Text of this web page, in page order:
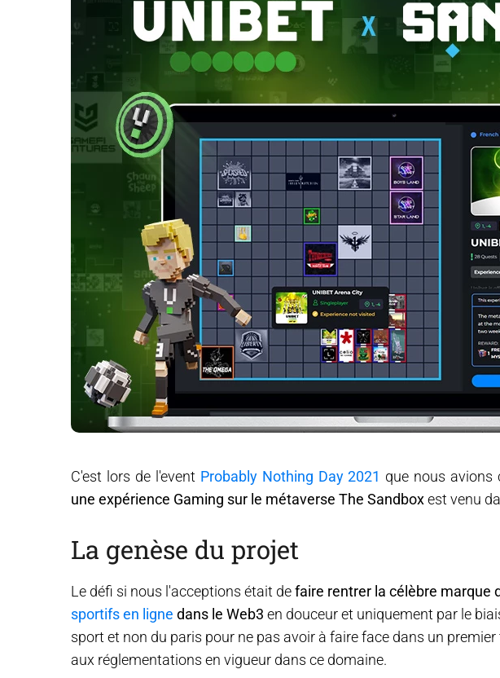
C'est lors de l'event Probably Nothing Day 2021 que nous avions
une expérience Gaming sur le métaverse The Sandboxest venu
La genèse du projet
Le défi si nous l'acceptions était defaire rentrer la célèbre marque
sportifs en ligne dans le Web3 en douceur et uniquement par le
sport et non du paris pour ne pas avoir à faire face dans un
aux réglementations en vigueur dans ce domaine.